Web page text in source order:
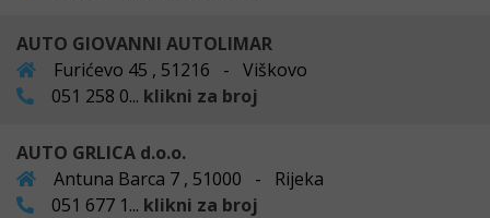
AUTO GIOVANNI AUTOLIMAR
Furićevo 45 , 51216 - Viškovo
051 258 0... klikni za broj
AUTO GRLICA d.o.o.
Antuna Barca 7 , 51000 - Rijeka
051 677 1... klikni za broj